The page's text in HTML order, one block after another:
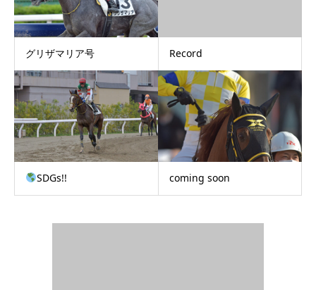
グリザマリア号 Record
SDGs!! coming soon